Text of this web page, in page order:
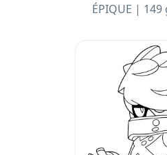
ÉPIQUE | 149